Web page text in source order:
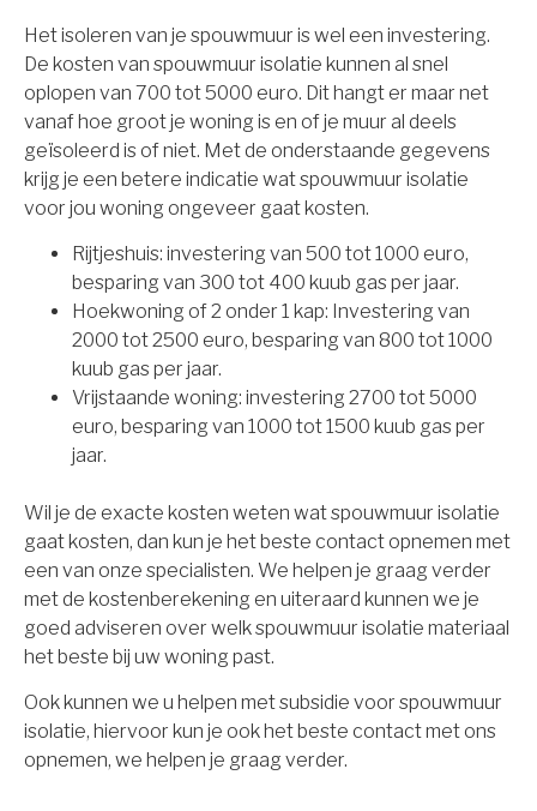
Het isoleren van je spouwmuur is wel een investering.
De kosten van spouwmuur isolatie kunnen al snel
oplopen van 700 tot 5000 euro. Dit hangt er maar net
vanaf hoe groot je woning is en of je muur al deels
geïsoleerd is of niet. Met de onderstaande gegevens
krijg je een betere indicatie wat spouwmuur isolatie
voor jou woning ongeveer gaat kosten.
Rijtjeshuis: investering van 500 tot 1000 euro,
besparing van 300 tot 400 kuub gas per jaar.
Hoekwoning of 2 onder 1 kap: Investering van
2000 tot 2500 euro, besparing van 800 tot 1000
kuub gas per jaar.
Vrijstaande woning: investering 2700 tot 5000
euro, besparing van 1000 tot 1500 kuub gas per
jaar.
Wil je de exacte kosten weten wat spouwmuur isolatie
gaat kosten, dan kun je het beste contact opnemen met
een van onze specialisten. We helpen je graag verder
met de kostenberekening en uiteraard kunnen we je
goed adviseren over welk spouwmuur isolatie materiaal
het beste bij uw woning past.
Ook kunnen we u helpen met subsidie voor spouwmuur
isolatie, hiervoor kun je ook het beste contact met ons
opnemen, we helpen je graag verder.